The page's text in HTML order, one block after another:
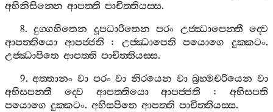
අභිනිසින‍්නෙ ආපත‍්ති පාචිත‍්තියස‍්ස.
8.දුග‍්ගහිතෙන දූපධාරිතෙන පරං උජ‍්ඣාපෙන‍්තී ද‍්වෙ
ආපත‍්තියො
ආපජ‍්ජති : උජ‍්ඣාපෙති පයොගෙ දුක‍්කටං.
උජ‍්ඣාපිතෙ ආපත‍්ති පාචිත‍්තියස‍්ස.
9.අත‍්තානං වා පරං වා නිරයෙන වා බ්‍රහ‍්මචරියෙන වා
අභිසපන‍්තී
ද‍්වෙ ආපත‍්තියො ආපජ‍්ජති :අභිසපති
පයොගෙ දුක‍්කටං. අභිසපිතෙ ආපත‍්ති පාචිත‍්තියස‍්ස.